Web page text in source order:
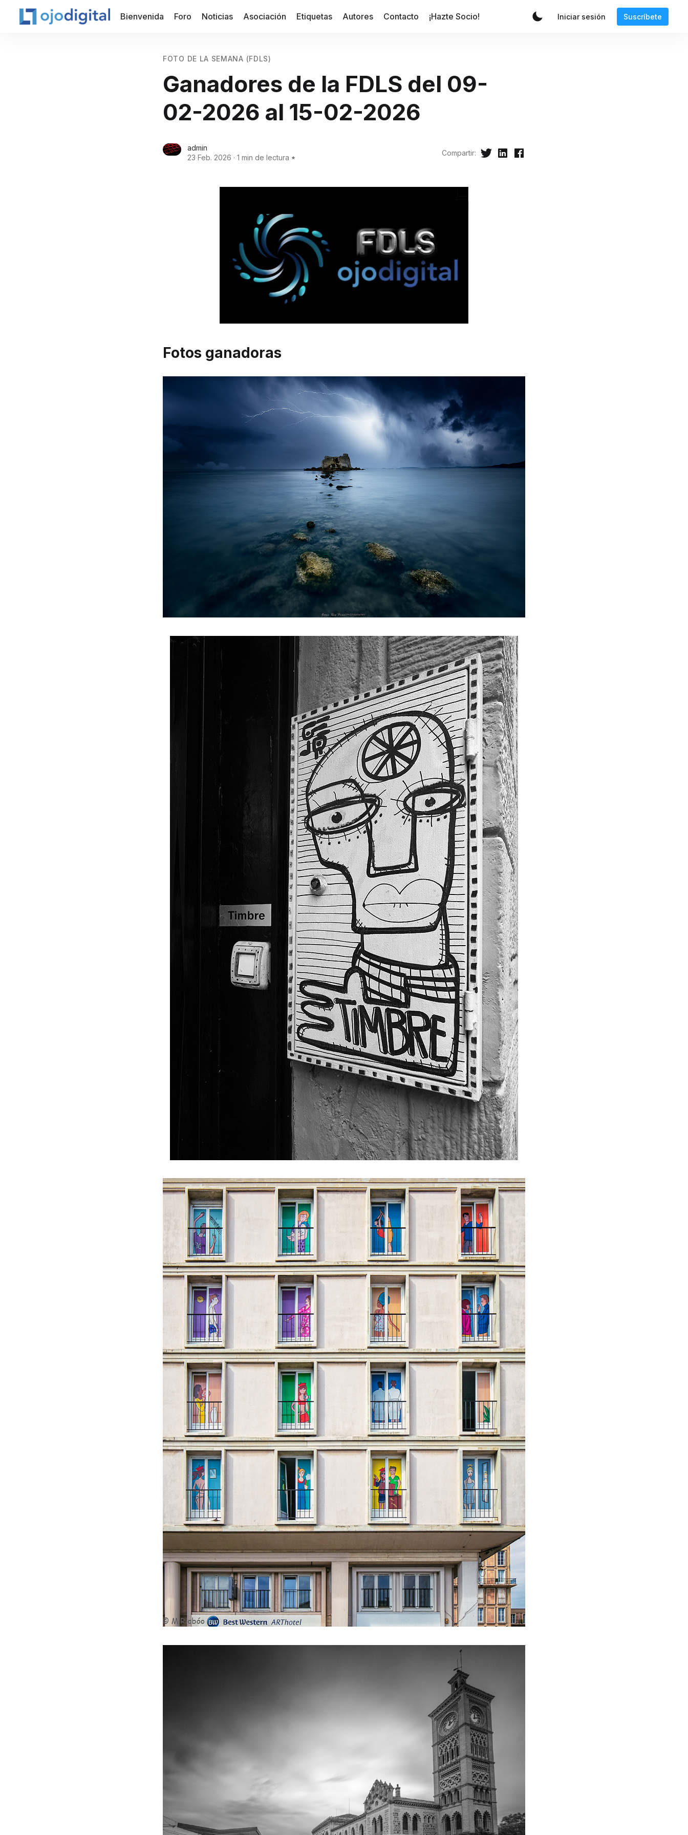
Bienvenida Foro Noticias Asociación Etiquetas Autores Contacto ¡Hazte Socio! Iniciar sesión Suscríbete
FOTO DE LA SEMANA (FDLS)
Ganadores de la FDLS del 09-
02-2026 al 15-02-2026
admin
23 Feb. 2026 · 1 min de lectura
Compartir:
Fotos ganadoras